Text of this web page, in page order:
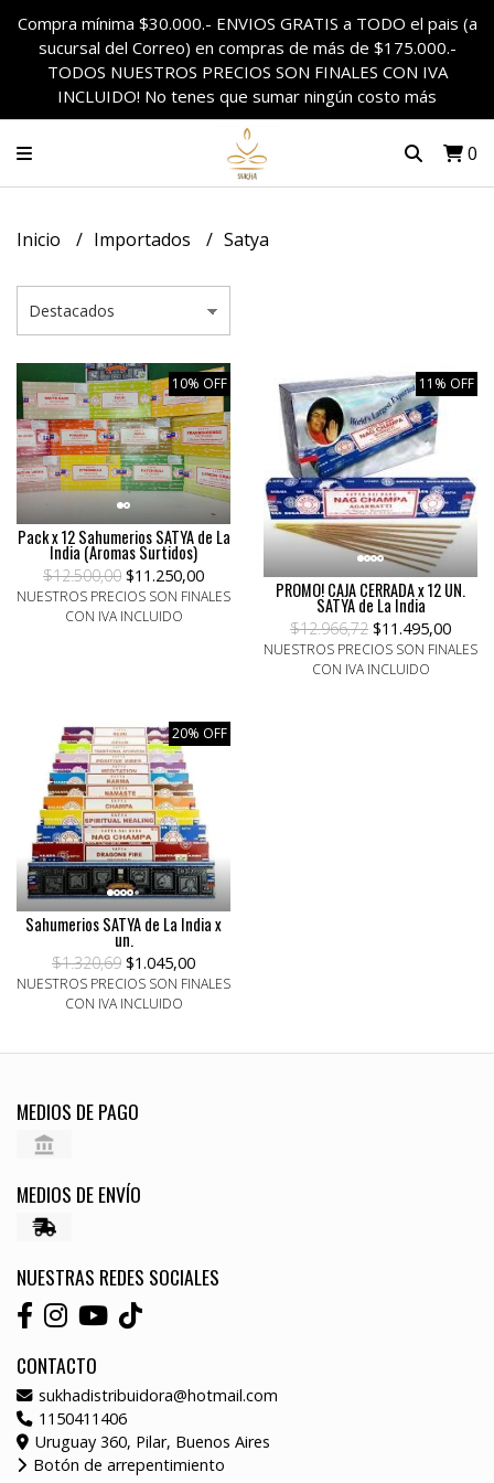
Compra mínima $30.000.- ENVIOS GRATIS a TODO el pais (a
sucursal del Correo) en compras de más de $175.000.-
TODOS NUESTROS PRECIOS SON FINALES CON IVA
INCLUIDO! No tenes que sumar ningún costo más
0
Inicio Importados Satya
10% OFF
Pack x 12 Sahumerios SATYA de La
India (Aromas Surtidos)
$12.500,00 $11.250,00
NUESTROS PRECIOS SON FINALES
CON IVA INCLUIDO
11% OFF
PROMO! CAJA CERRADA x 12 UN.
SATYA de La India
$12.966,72 $11.495,00
NUESTROS PRECIOS SON FINALES
CON IVA INCLUIDO
20% OFF
Sahumerios SATYA de La India x
un.
$1.320,69 $1.045,00
NUESTROS PRECIOS SON FINALES
CON IVA INCLUIDO
MEDIOS DE PAGO
MEDIOS DE ENVÍO
NUESTRAS REDES SOCIALES
CONTACTO
sukhadistribuidora@hotmail.com
1150411406
Uruguay 360, Pilar, Buenos Aires
Botón de arrepentimiento